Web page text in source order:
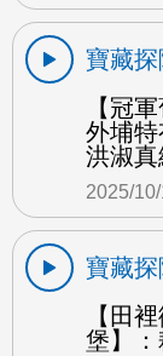
寶藏
【冠
外埔
洪淑
2025/
寶藏
【田
堡】